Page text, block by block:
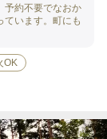
予約不要でなおか
ています。町にも
OK